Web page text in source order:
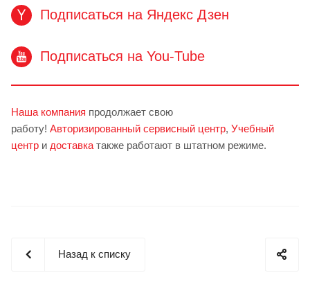
Подписаться на Яндекс Дзен
Подписаться на You-Tube
Наша компания продолжает свою
работу! Авторизированный сервисный центр, Учебный
центр и доставка также работают в штатном режиме.
Назад к списку